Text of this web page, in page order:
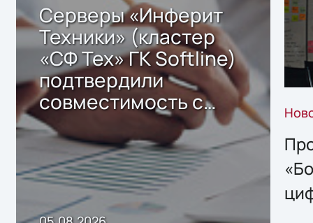
Серверы «Инферит
Техники» (кластер
«СФ Тех» ГК Softline)
подтвердили
совместимость с
решением Sharx
Storage 2.x для
хранения данных